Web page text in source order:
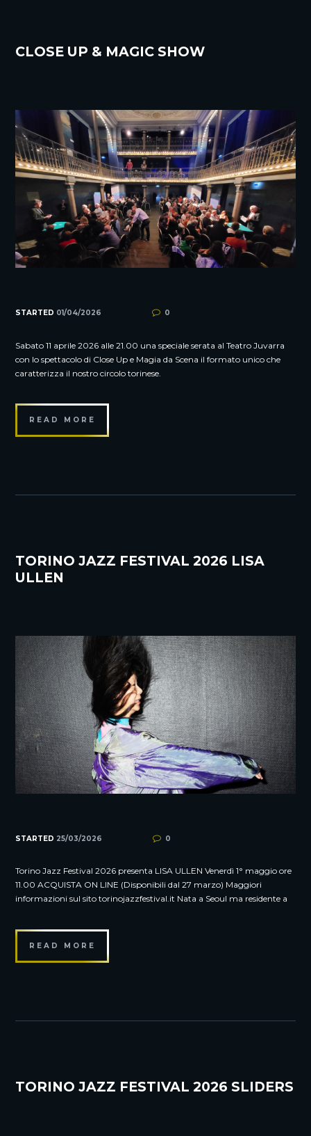
CLOSE UP & MAGIC SHOW
STARTED 01/04/2026 0
Sabato 11 aprile 2026 alle 21.00 una speciale serata al Teatro Juvarra
con lo spettacolo di Close Up e Magia da Scena il formato unico che
caratterizza il nostro circolo torinese.
READ MORE
TORINO JAZZ FESTIVAL 2026 LISA
ULLEN
STARTED 25/03/2026 0
Torino Jazz Festival 2026 presenta LISA ULLEN Venerdì 1° maggio ore
11.00 ACQUISTA ON LINE (Disponibili dal 27 marzo) Maggiori
informazioni sul sito torinojazzfestival.it Nata a Seoul ma residente a
READ MORE
TORINO JAZZ FESTIVAL 2026 SLIDERS